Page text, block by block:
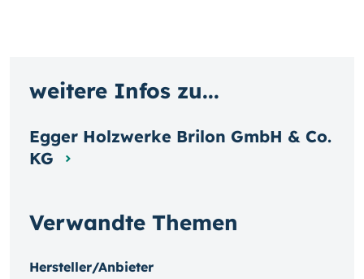
Verwandte Themen
Hersteller/Anbieter
weitere Infos zu...
Egger Holzwerke Brilon GmbH & Co.
KG